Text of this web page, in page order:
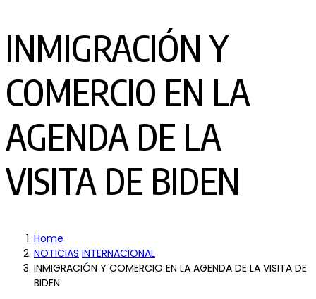
INMIGRACIÓN Y
COMERCIO EN LA
AGENDA DE LA
VISITA DE BIDEN
Home
NOTICIAS INTERNACIONAL
INMIGRACIÓN Y COMERCIO EN LA AGENDA DE LA VISITA DE
BIDEN